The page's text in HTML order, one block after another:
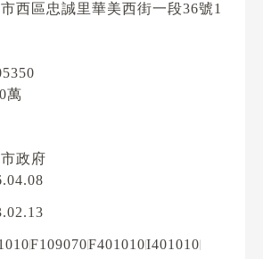
西區忠誠里華美西街一段36號1
萬
政府
F109070F401010I401010